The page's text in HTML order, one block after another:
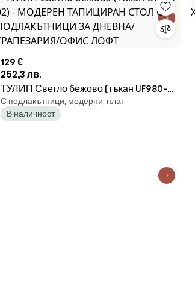
129 €
252,3 лв.
ТУЛИП Светло бежово (тъкан UF980-
02) - МОДЕРЕН ТАПИЦИРАН СТОЛ С
ПОДЛАКЪТНИЦИ ЗА ДНЕВНА/
С подлакътници, модерни, плат
В наличност